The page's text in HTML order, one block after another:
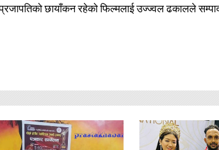
छायाँकन रहेको फिल्मलाई उज्ज्वल ढकालले